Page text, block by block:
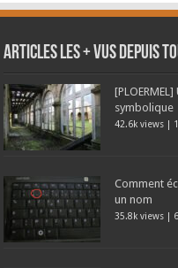
Articles les + vus depuis
symbolique
42.6k views |
Comment
un nom
35.8k views |